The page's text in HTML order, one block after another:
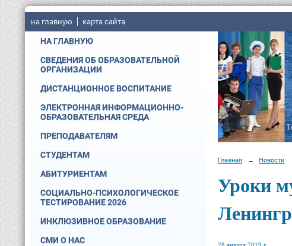
на главную карта сайта
НА ГЛАВНУЮ
СВЕДЕНИЯ ОБ ОБРАЗОВАТЕЛЬНОЙ
ОРГАНИЗАЦИИ
ДИСТАНЦИОННОЕ ВОСПИТАНИЕ
ЭЛЕКТРОННАЯ ИНФОРМАЦИОННО-
ОБРАЗОВАТЕЛЬНАЯ СРЕДА
ПРЕПОДАВАТЕЛЯМ
СТУДЕНТАМ
АБИТУРИЕНТАМ
СОЦИАЛЬНО-ПСИХОЛОГИЧЕСКОЕ
ТЕСТИРОВАНИЕ 2026
ИНКЛЮЗИВНОЕ ОБРАЗОВАНИЕ
СМИ О НАС
Главная → Новости
Уроки